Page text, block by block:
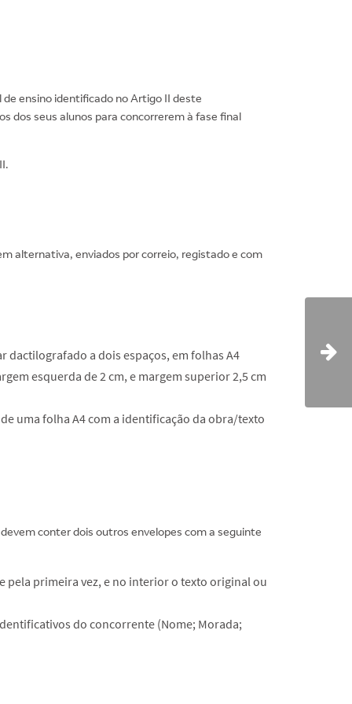
ensino identificado no Artigo II deste
dos seus alunos para concorrerem à fase final
alternativa, enviados por correio, registado e com
dactilografado a dois espaços, em folhas A4
esquerda de 2 cm, e margem superior 2,5 cm
uma folha A4 com a identificação da obra/texto
conter dois outros envelopes com a seguinte
pela primeira vez, e no interior o texto original ou
do concorrente (Nome; Morada;